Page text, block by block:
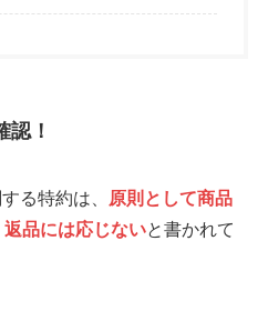
認！
る特約は、
原則として商品
品には応じないと書かれて